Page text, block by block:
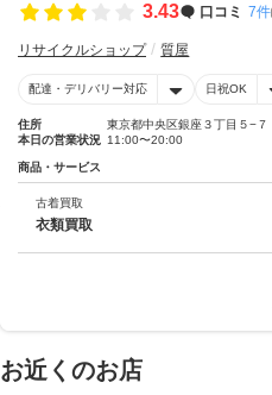
3.43 口コミ 7件
リサイクルショップ 質屋
配達・デリバリー対応 日祝OK
住所
東京都中央区銀座３丁目５−７
本日の営業状況 11:00〜20:00
商品・サービス
古着買取
衣類買取
お近くのお店